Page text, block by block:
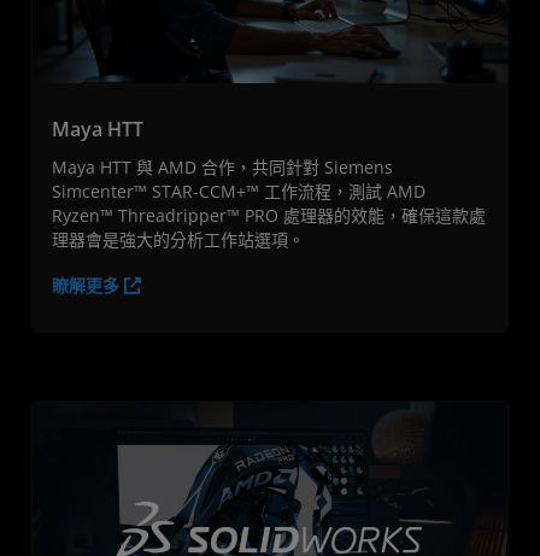
Maya HTT
Maya HTT 與 AMD 合作，共同針對 Siemens
Simcenter™ STAR-CCM+™ 工作流程，測試 AMD
Ryzen™ Threadripper™ PRO 處理器的效能，確保這款處
理器會是強大的分析工作站選項。
瞭解更多